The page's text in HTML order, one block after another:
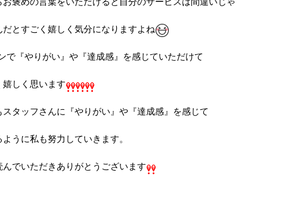
だとすごく嬉しく気分になりますよね
で『やりがい』や『達成感』を感じていただけて
嬉しく思います
スタッフさんに『やりがい』や『達成感』を感じて
うに私も努力していきます。
んでいただきありがとうございます